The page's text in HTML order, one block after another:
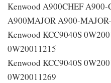
Kenwood A900CHEF A900-
A900MAJOR A900-
Kenwood KCC9040S
0W20011215
Kenwood KCC9040S
0W20011269